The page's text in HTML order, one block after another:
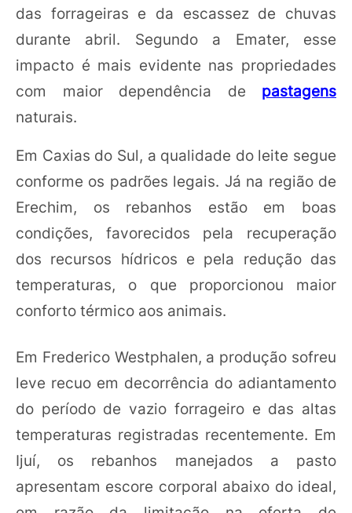
das forrageiras e da escassez de chuvas
durante abril. Segundo a Emater, esse
impacto é mais evidente nas propriedades
com maior dependência de pastagens
naturais.
Em Caxias do Sul, a qualidade do leite segue
conforme os padrões legais. Já na região de
Erechim, os rebanhos estão em boas
condições, favorecidos pela recuperação
dos recursos hídricos e pela redução das
temperaturas, o que proporcionou maior
conforto térmico aos animais.
Em Frederico Westphalen, a produção sofreu
leve recuo em decorrência do adiantamento
do período de vazio forrageiro e das altas
temperaturas registradas recentemente. Em
Ijuí, os rebanhos manejados a pasto
apresentam escore corporal abaixo do ideal,